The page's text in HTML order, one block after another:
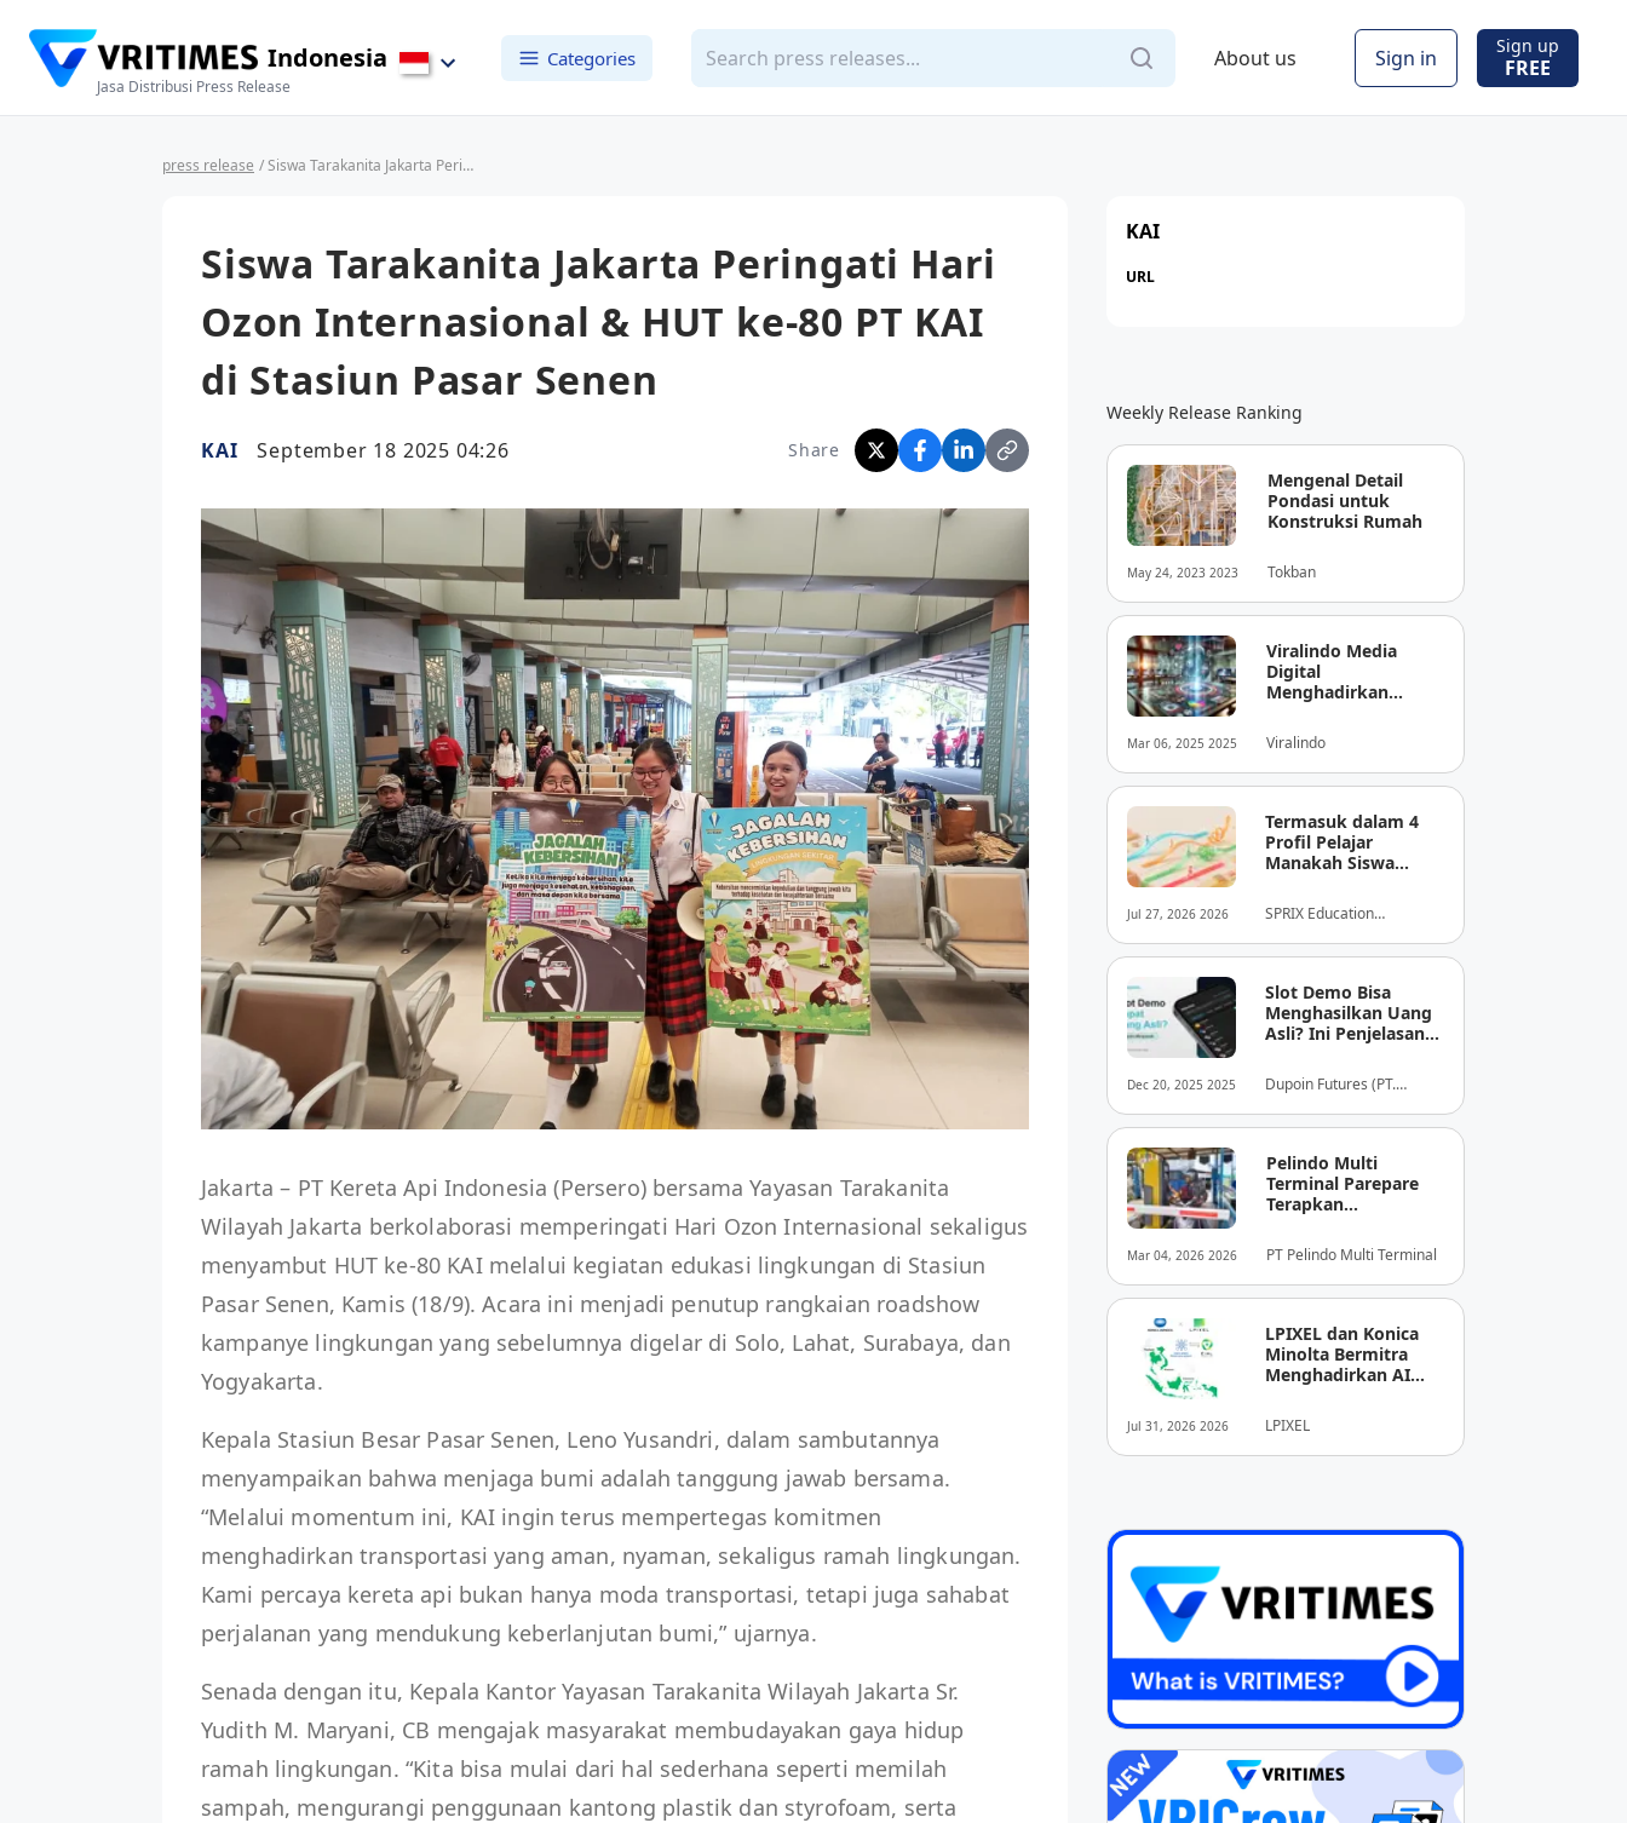
Indonesia
Jasa Distribusi Press Release
Categories About us Sign in Sign up
FREE
press release / Siswa Tarakanita Jakarta Peringati Hari Ozon Internasional & HUT ke-80 PT KAI di Stasiun Pasar Senen
Siswa Tarakanita Jakarta Peringati Hari
Ozon Internasional & HUT ke-80 PT KAI
di Stasiun Pasar Senen
KAI September 18 2025 04:26 Share
Jakarta – PT Kereta Api Indonesia (Persero) bersama Yayasan Tarakanita
Wilayah Jakarta berkolaborasi memperingati Hari Ozon Internasional sekaligus
menyambut HUT ke-80 KAI melalui kegiatan edukasi lingkungan di Stasiun
Pasar Senen, Kamis (18/9). Acara ini menjadi penutup rangkaian roadshow
kampanye lingkungan yang sebelumnya digelar di Solo, Lahat, Surabaya, dan
Yogyakarta.
Kepala Stasiun Besar Pasar Senen, Leno Yusandri, dalam sambutannya
menyampaikan bahwa menjaga bumi adalah tanggung jawab bersama.
“Melalui momentum ini, KAI ingin terus mempertegas komitmen
menghadirkan transportasi yang aman, nyaman, sekaligus ramah lingkungan.
Kami percaya kereta api bukan hanya moda transportasi, tetapi juga sahabat
perjalanan yang mendukung keberlanjutan bumi,” ujarnya.
Senada dengan itu, Kepala Kantor Yayasan Tarakanita Wilayah Jakarta Sr.
Yudith M. Maryani, CB mengajak masyarakat membudayakan gaya hidup
ramah lingkungan. “Kita bisa mulai dari hal sederhana seperti memilah
sampah, mengurangi penggunaan kantong plastik dan styrofoam, serta
KAI
URL
Weekly Release Ranking
May 24, 2023 2023
Mengenal Detail
Pondasi untuk
Konstruksi Rumah
Tokban
Mar 06, 2025 2025
Viralindo Media
Digital
Menghadirkan
Dunia Media Digital
Indonesia
Viralindo
Jul 27, 2026 2026
Termasuk dalam 4
Profil Pelajar
Manakah Siswa
Perilaku
Tersembunyi Saat
Ujian Melalui Data
Digital
SPRIX Education
Dec 20, 2025 2025
Slot Demo Bisa
Menghasilkan Uang
Asli? Ini Penjelasan
Dupoin Futures (PT.
Mar 04, 2026 2026
Pelindo Multi
Terminal Parepare
Terapkan
Nontunai di Pintu
Masuk Pelabuhan
Nusantara
PT Pelindo Multi Terminal
Jul 31, 2026 2026
LPIXEL dan Konica
Minolta Bermitra
Menghadirkan AI
Diagnosis Berbasis
Pencitraan Medis
“EIRL” di ASEAN
LPIXEL